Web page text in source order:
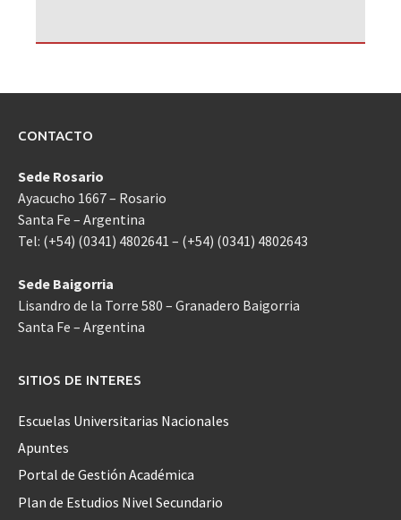
CONTACTO
Sede Rosario
Ayacucho 1667 – Rosario
Santa Fe – Argentina
Tel: (+54) (0341) 4802641 – (+54) (0341) 4802643
Sede Baigorria
Lisandro de la Torre 580 – Granadero Baigorria
Santa Fe – Argentina
SITIOS DE INTERES
Escuelas Universitarias Nacionales
Apuntes
Portal de Gestión Académica
Plan de Estudios Nivel Secundario